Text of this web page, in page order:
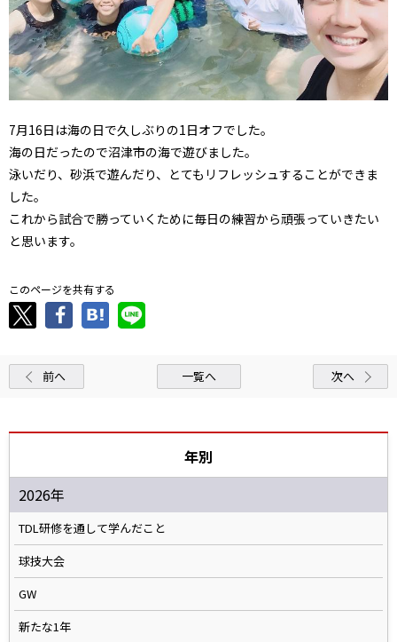
7月16日は海の日で久しぶりの1日オフでした。
海の日だったので沼津市の海で遊びました。
泳いだり、砂浜で遊んだり、とてもリフレッシュすることができま
した。
これから試合で勝っていくために毎日の練習から頑張っていきたい
と思います。
このページを共有する
前へ 一覧へ 次へ
年別
2026年
TDL研修を通して学んだこと
球技大会
GW
新たな1年